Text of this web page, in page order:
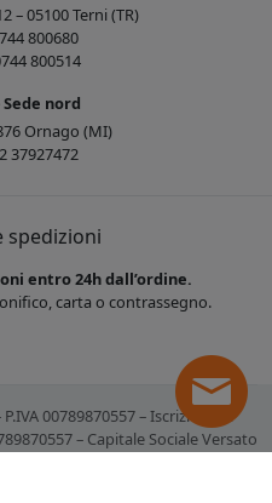
– 05100 Terni (TR)
800680
800514
Sede nord
Ornago (MI)
37927472
spedizioni
entro 24h dall’ordine.
carta o contrassegno.
00789870557 – Iscrizione al
– Capitale Sociale Versato